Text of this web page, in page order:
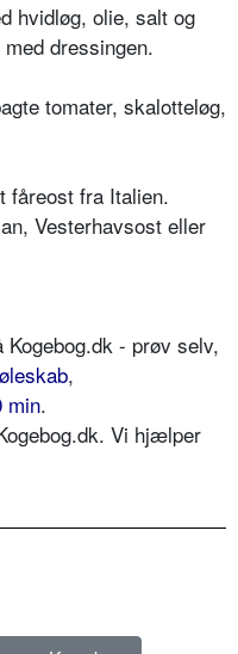
hvidløg, olie, salt og
dressingen.
tomater, skalotteløg,
fåreost fra Italien.
Vesterhavsost eller
- prøv selv,
,
min.
Vi hjælper